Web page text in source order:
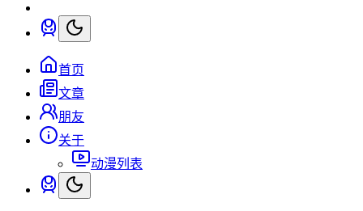
首页
文章
朋友
关于
动漫列表